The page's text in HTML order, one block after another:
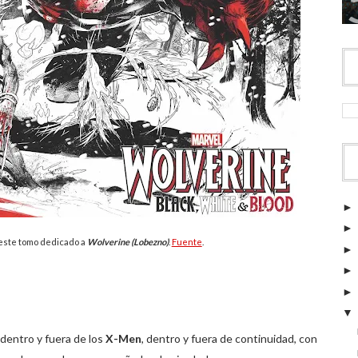
tomo dedicado a Wolverine (Lobezno). Fuente
dentro y fuera de losX-Men, dentro y fuera de continuidad, con